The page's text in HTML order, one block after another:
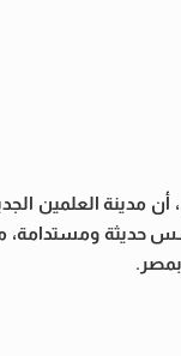
أن مدينة العلمين
حديثة
بمصر.